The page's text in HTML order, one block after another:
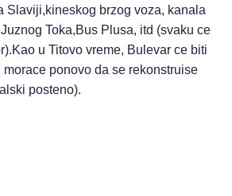
Slaviji,kineskog brzog voza, kanala
Toka,Bus Plusa, itd (svaku ce
u Titovo vreme, Bulevar ce biti
ponovo da se rekonstruise
posteno).